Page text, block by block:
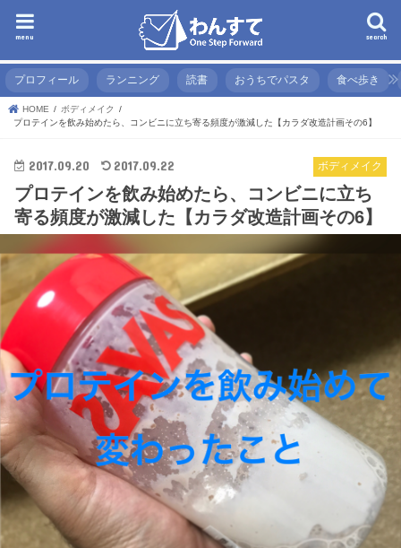
search
menu
プロフィール ランニング 読書 おうちでパスタ 食べ歩き
HOME
ボディメイク
プロテインを飲み始めたら、コンビニに立ち寄る頻度が激減した【カラダ改造計画その6】
ボディメイク
2017.09.20 2017.09.22
プロテインを飲み始めたら、コンビニに立ち
寄る頻度が激減した【カラダ改造計画その6】